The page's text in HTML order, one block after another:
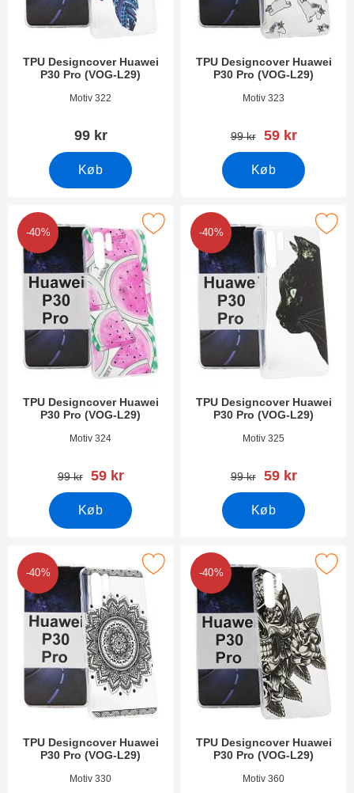
TPU Designcover Huawei
P30 Pro (VOG-L29)
Varenr 31252Motiv 322
99 kr
Køb
TPU Designcover Huawei
P30 Pro (VOG-L29)
Varenr 31251Motiv 323
pris
99 kr pris
59 kr
Køb
-40%
TPU Designcover Huawei
P30 Pro (VOG-L29)
Varenr 31250Motiv 324
pris
99 kr pris
59 kr
Køb
tPU Designcover Huawei P30 Pro (VOG-L29) som favorit
-40%
TPU Designcover Huawei
P30 Pro (VOG-L29)
Varenr 31249Motiv 325
pris
99 kr pris
59 kr
Køb
Marker tPU Designcover Huawei
-40%
TPU Designcover Huawei
P30 Pro (VOG-L29)
Varenr 31247Motiv 330
tPU Designcover Huawei P30 Pro (VOG-L29) som favorit
-40%
TPU Designcover Huawei
P30 Pro (VOG-L29)
Varenr 31246Motiv 360
Marker tPU Designcover Huawei